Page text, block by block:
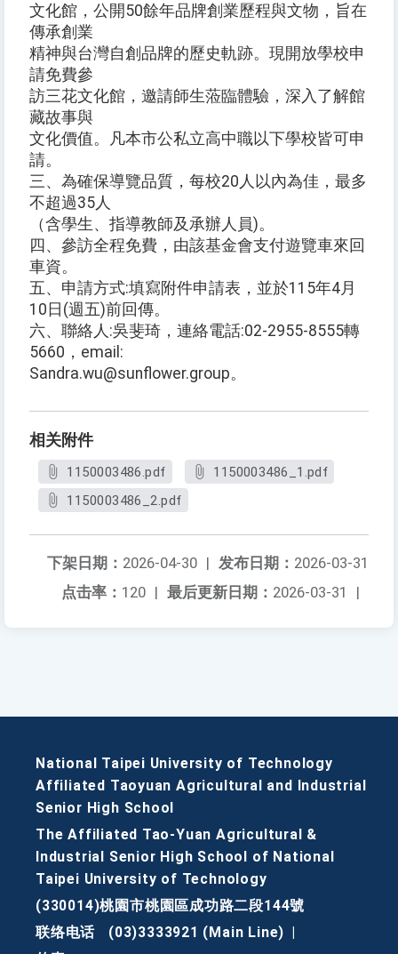
文化館，公開50餘年品牌創業歷程與文物，旨在
傳承創業
精神與台灣自創品牌的歷史軌跡。現開放學校申
請免費參
訪三花文化館，邀請師生蒞臨體驗，深入了解館
藏故事與
文化價值。凡本市公私立高中職以下學校皆可申
請。
三、為確保導覽品質，每校20人以內為佳，最多
不超過35人
（含學生、指導教師及承辦人員)。
四、參訪全程免費，由該基金會支付遊覽車來回
車資。
五、申請方式:填寫附件申請表，並於115年4月
10日(週五)前回傳。
六、聯絡人:吳斐琦，連絡電話:02-2955-8555轉
5660，email:
Sandra.wu@sunflower.group。
相关附件
1150003486.pdf
1150003486_1.pdf
1150003486_2.pdf
发布日期： 2026-03-31
下架日期： 2026-04-30 |
最后更新日期： 2026-03-31 |
点击率： 120 |
National Taipei University of Technology
Affiliated Taoyuan Agricultural and Industrial
Senior High School
The Affiliated Tao-Yuan Agricultural &
Industrial Senior High School of National
Taipei University of Technology
(330014)桃園市桃園區成功路二段144號
联络电话
(03)3333921 (Main Line)